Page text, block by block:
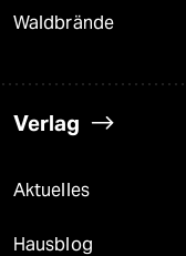
Waldbrände
Verlag
Aktuelles
Hausblog